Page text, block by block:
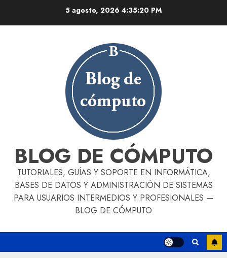
5 agosto, 2026 4:35:20 PM
BLOG DE CÓMPUTO
TUTORIALES, GUÍAS Y SOPORTE EN INFORMÁTICA,
BASES DE DATOS Y ADMINISTRACIÓN DE SISTEMAS
PARA USUARIOS INTERMEDIOS Y PROFESIONALES —
BLOG DE CÓMPUTO